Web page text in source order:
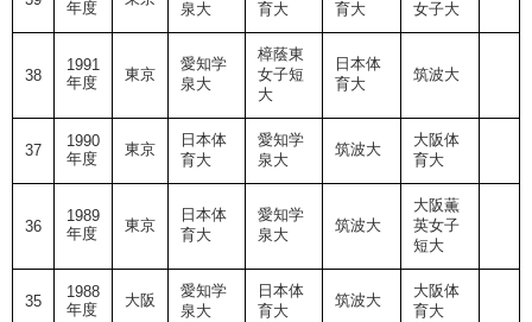
年度 泉大 育大 育大 女子大
38
1991
年度
東京
愛知学
泉大
樟蔭東
女子短
大
日本体
育大
筑波大
37
1990
年度
東京
日本体
育大
愛知学
泉大
筑波大
大阪体
育大
36
1989
年度
東京
日本体
育大
愛知学
泉大
筑波大
大阪薫
英女子
短大
35
1988
年度
大阪
愛知学
泉大
日本体
育大
筑波大
大阪体
育大